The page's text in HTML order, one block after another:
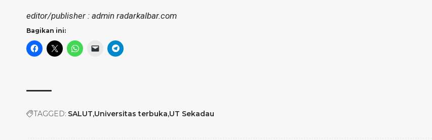
editor/publisher : admin radarkalbar.com
Bagikan ini:
TAGGED: SALUT Universitas terbuka UT Sekadau